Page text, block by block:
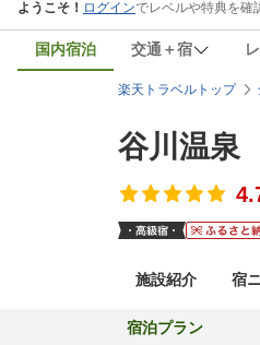
国内宿泊 交通＋宿
楽天トラベルトップ
谷川温
施設紹介 宿
宿泊プラン